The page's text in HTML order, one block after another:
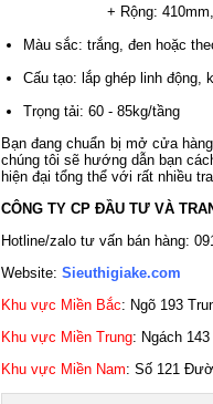
+ Rộng:
Màu sắc: trắng, đen hoặc
Cấu tạo: lắp ghép linh động,
Trọng tải: 60 - 85kg/tầng
Bạn đang chuẩn bị mở cửa
chúng tôi sẽ hướng dẫn bạn
hiện đại tổng thể với rất nhiều
CÔNG TY CP ĐẦU TƯ VÀ
Hotline/zalo tư vấn bán hàng:
Website: Sieuthigiake.com
Khu vực Miền Bắc: Ngõ 193
Khu vực Miền Trung: Ngách
Khu vực Miền Nam: Số 121